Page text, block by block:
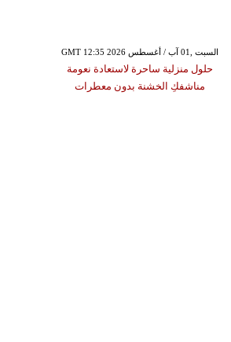
GMT 12:35 2026 السبت ,01 آب / أغسطس
حلول منزلية ساحرة لاستعادة نعومة
مناشفكِ الخشنة بدون معطرات